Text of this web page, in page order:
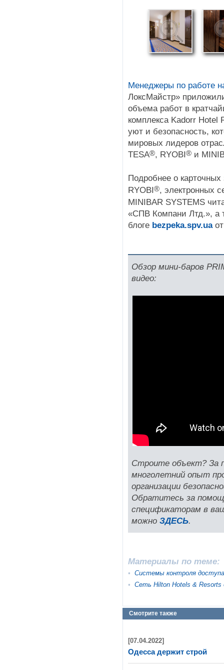
Менеджеры по работе
ЛоксМайстр»
объема работ в
комплекса Kadorr Hotel
уют и безопасность,
мировых лидеров
TESA®, RYOBI® и
Подробнее о
RYOBI®, электронных
MINIBAR SYSTEMS
«СПВ Компани Лтд.», а
блоге bezpeka.spv.uaот
Обзор мини-баров
видео:
Строите объект? За
многолетний опыт
организации
Обратитесь за
спецификаторам в
можно ЗДЕСЬ.
Материалы по теме:
• Системы контроля
• Сеть Hilton Hotels &
Смотрите также
[07.04.2022]
Одесса держит строй